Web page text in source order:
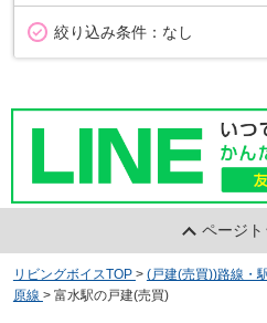
絞り込み条件： なし
ページ
リビングボイスTOP > (戸建(売買))路線・
原線 > 富水駅の戸建(売買)